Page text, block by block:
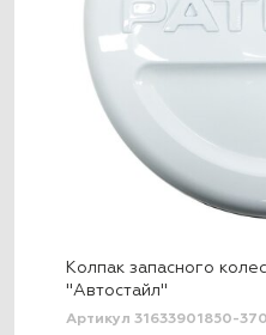
Колпак запасного
"Автостайл"
Артикул 31633901850-370